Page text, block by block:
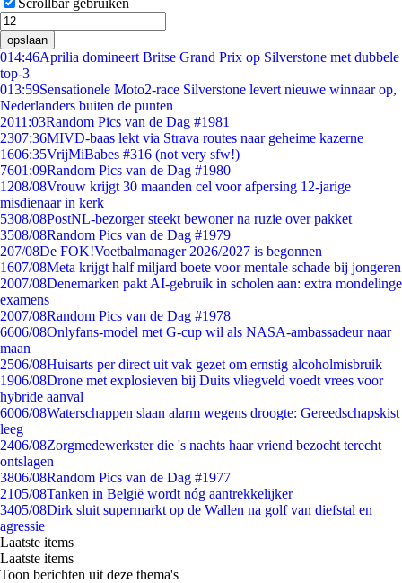
Scrollbar gebruiken
opslaan
014:46Aprilia domineert Britse Grand Prix op Silverstone met dubbele
top-3
013:59Sensationele Moto2-race Silverstone levert nieuwe winnaar op,
Nederlanders buiten de punten
2011:03Random Pics van de Dag #1981
2307:36MIVD-baas lekt via Strava routes naar geheime kazerne
1606:35VrijMiBabes #316 (not very sfw!)
7601:09Random Pics van de Dag #1980
1208/08Vrouw krijgt 30 maanden cel voor afpersing 12-jarige
misdienaar in kerk
5308/08PostNL-bezorger steekt bewoner na ruzie over pakket
3508/08Random Pics van de Dag #1979
207/08De FOK!Voetbalmanager 2026/2027 is begonnen
1607/08Meta krijgt half miljard boete voor mentale schade bij jongeren
2007/08Denemarken pakt AI-gebruik in scholen aan: extra mondelinge
examens
2007/08Random Pics van de Dag #1978
6606/08Onlyfans-model met G-cup wil als NASA-ambassadeur naar
maan
2506/08Huisarts per direct uit vak gezet om ernstig alcoholmisbruik
1906/08Drone met explosieven bij Duits vliegveld voedt vrees voor
hybride aanval
6006/08Waterschappen slaan alarm wegens droogte: Gereedschapskist
leeg
2406/08Zorgmedewerkster die 's nachts haar vriend bezocht terecht
ontslagen
3806/08Random Pics van de Dag #1977
2105/08Tanken in België wordt nóg aantrekkelijker
3405/08Dirk sluit supermarkt op de Wallen na golf van diefstal en
agressie
Laatste items
Laatste items
Toon berichten uit deze thema's